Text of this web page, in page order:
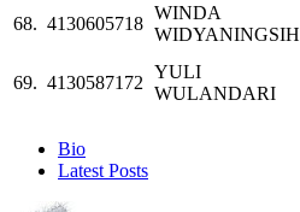
68. 4130605718
WINDA
WIDYANINGSIH
69. 4130587172
YULI
WULANDARI
following
Bio
Latest Posts